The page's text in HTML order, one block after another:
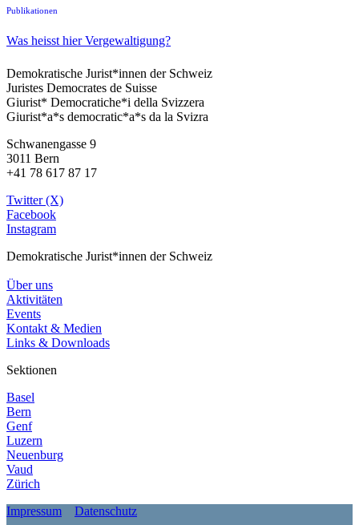
Publikationen
Was heisst hier Vergewaltigung?
Demokratische Jurist*innen der Schweiz
Juristes Democrates de Suisse
Giurist* Democratiche*i della Svizzera
Giurist*a*s democratic*a*s da la Svizra
Schwanengasse 9
3011 Bern
+41 78 617 87 17
Twitter (X)
Facebook
Instagram
Demokratische Jurist*innen der Schweiz
Über uns
Aktivitäten
Events
Kontakt & Medien
Links & Downloads
Sektionen
Basel
Bern
Genf
Luzern
Neuenburg
Vaud
Zürich
Impressum
Datenschutz